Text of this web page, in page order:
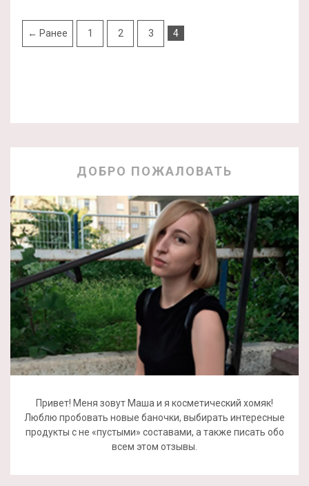
← Ранее 1 2 3 4
ДОБРО ПОЖАЛОВАТЬ
Привет! Меня зовут Маша и я косметический хомяк!
Люблю пробовать новые баночки, выбирать интересные
продукты с не «пустыми» составами, а также писать обо
всем этом отзывы.